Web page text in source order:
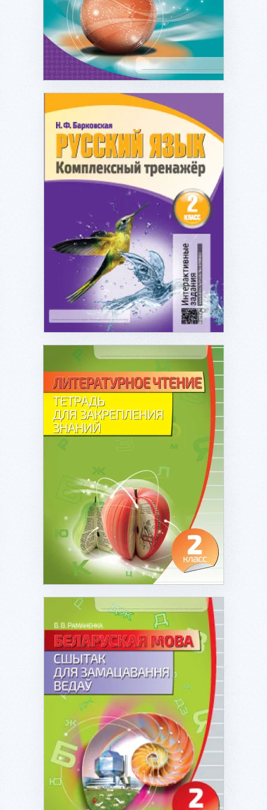
Подробнее...
Подробнее...
Подробнее...